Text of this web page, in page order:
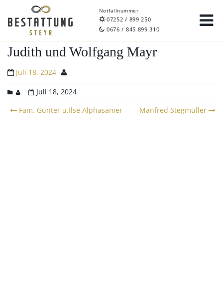
Notfallnummer
07252 / 899 250
0676 / 845 899 310
Judith und Wolfgang Mayr
Juli 18, 2024
Juli 18, 2024
Post
Fam. Günter u.Ilse Alphasamer Manfred Stegmüller